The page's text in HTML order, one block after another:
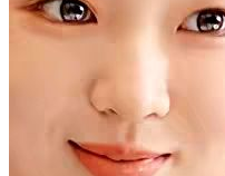
Bebaskan Hatiku
56 Episodes